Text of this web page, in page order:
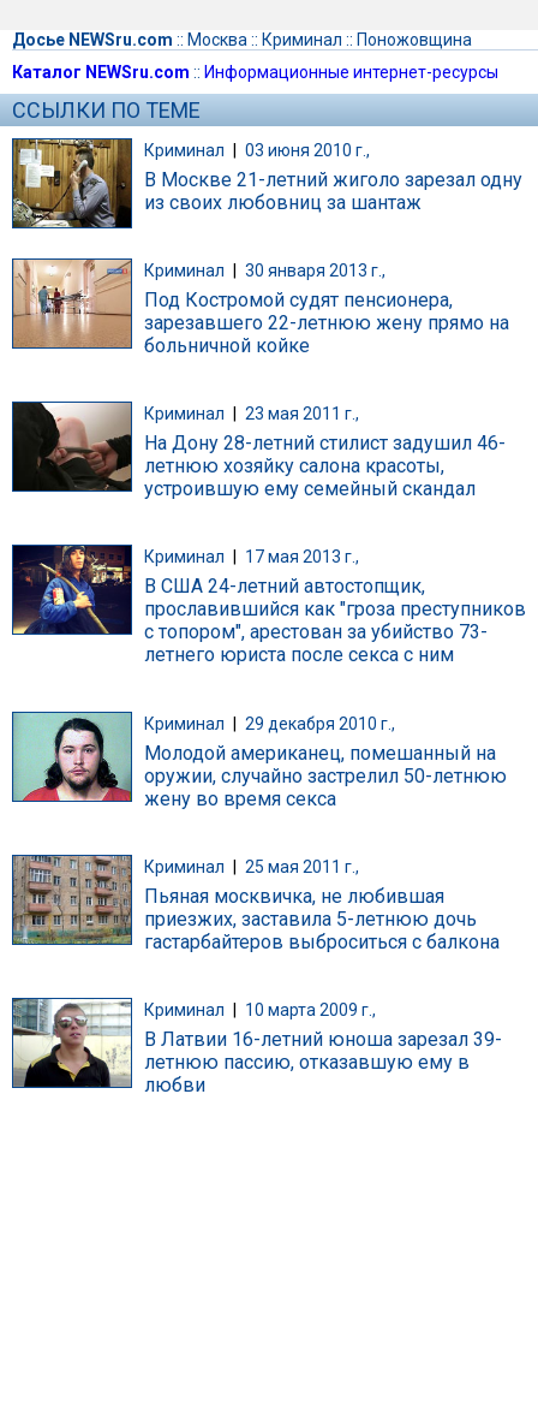
Досье NEWSru.com :: Москва :: Криминал :: Поножовщина
Каталог NEWSru.com :: Информационные интернет-ресурсы
ССЫЛКИ ПО ТЕМЕ
Криминал | 03 июня 2010 г.,
В Москве 21-летний жиголо зарезал одну
из своих любовниц за шантаж
Криминал 30 января 2013 г.,
Под Костромой судят пенсионера,
зарезавшего 22-летнюю жену прямо на
больничной койке
Криминал 23 мая 2011 г.,
На Дону 28-летний стилист задушил 46-
летнюю хозяйку салона красоты,
устроившую ему семейный скандал
Криминал 17 мая 2013 г.,
В США 24-летний автостопщик,
прославившийся как "гроза преступников
с топором", арестован за убийство 73-
летнего юриста после секса с ним
Криминал | 29 декабря 2010 г.,
Молодой американец, помешанный на
оружии, случайно застрелил 50-летнюю
жену во время секса
Криминал 25 мая 2011 г.,
Пьяная москвичка, не любившая
приезжих, заставила 5-летнюю дочь
гастарбайтеров выброситься с балкона
Криминал 10 марта 2009 г.,
В Латвии 16-летний юноша зарезал 39-
летнюю пассию, отказавшую ему в
любви